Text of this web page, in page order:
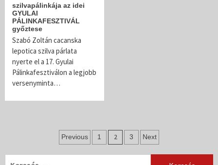
szilvapálinkája az idei
GYULAI
PÁLINKAFESZTIVÁL
győztese
Szabó Zoltán cacanska
lepotica szilva párlata
nyerte el a 17. Gyulai
Pálinkafesztiválon a legjobb
versenyminta…
Bejegyzés
navigáció
Previous 1 2 3 Next
Keresés: